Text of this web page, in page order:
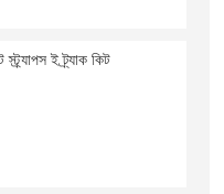
স্ট্র্যাপস ই ট্র্যাক কিট